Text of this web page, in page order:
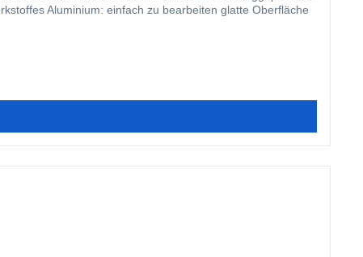
glatte Oberfläche